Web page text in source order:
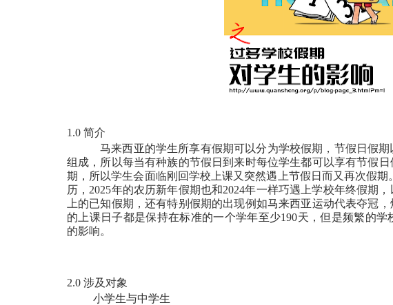
1.0 简介
马来西亚的学生所享有假期可以分为学校假期，节假日假
组成，所以每当有种族的节假日到来时每位学生都可以享有节假
期，所以学生会面临刚回学校上课又突然遇上节假日而又再次假期
历，2025年的农历新年假期也和2024年一样巧遇上学校年终假期
上的已知假期，还有特别假期的出现例如马来西亚运动代表夺冠
的上课日子都是保持在标准的一个学年至少190天，但是频繁的
的影响。
2.0 涉及对象
小学生与中学生